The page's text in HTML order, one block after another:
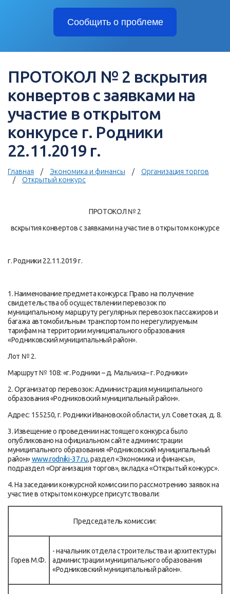
Сообщить о проблеме
ПРОТОКОЛ № 2 вскрытия
конвертов с заявками на
участие в открытом
конкурсе г. Родники
22.11.2019 г.
Главная Экономика и финансы
Организация торгов
Открытый конкурс
ПРОТОКОЛ № 2
вскрытия конвертов с заявками на участие в открытом конкурсе
г. Родники 22.11.2019 г.
1. Наименование предмета конкурса: Право на получение
свидетельства об осуществлении перевозок по
муниципальному маршруту регулярных перевозок пассажиров и
багажа автомобильным транспортом по нерегулируемым
тарифам на территории муниципального образования
«Родниковский муниципальный район».
Лот № 2.
Маршрут № 108: «г. Родники – д. Мальчиха– г. Родники»
2. Организатор перевозок: Администрация муниципального
образования «Родниковский муниципальный район».
Адрес: 155250, г. Родники Ивановской области, ул. Советская, д. 8.
3. Извещение о проведении настоящего конкурса было
опубликовано на официальном сайте администрации
муниципального образования «Родниковский муниципальный
район»www.rodniki-37.ru, раздел «Экономика и финансы»,
подраздел «Организация торгов», вкладка «Открытый конкурс».
4. На заседании конкурсной комиссии по рассмотрению заявок на
участие в открытом конкурсе присутствовали:
Председатель комиссии:
Горев М.Ф.
- начальник отдела строительства и архитектуры
администрации муниципального образования
«Родниковский муниципальный район».